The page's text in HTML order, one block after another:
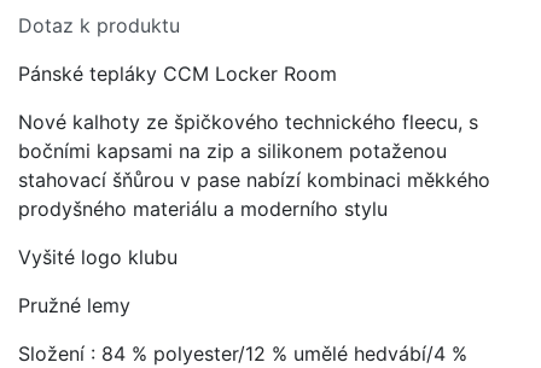
Dotaz k produktu
Pánské tepláky CCM Locker Room
Nové kalhoty ze špičkového technického fleecu, s
bočními kapsami na zip a silikonem potaženou
stahovací šňůrou v pase nabízí kombinaci měkkého
prodyšného materiálu a moderního stylu
Vyšité logo klubu
Pružné lemy
Složení : 84 % polyester/12 % umělé hedvábí/4 %